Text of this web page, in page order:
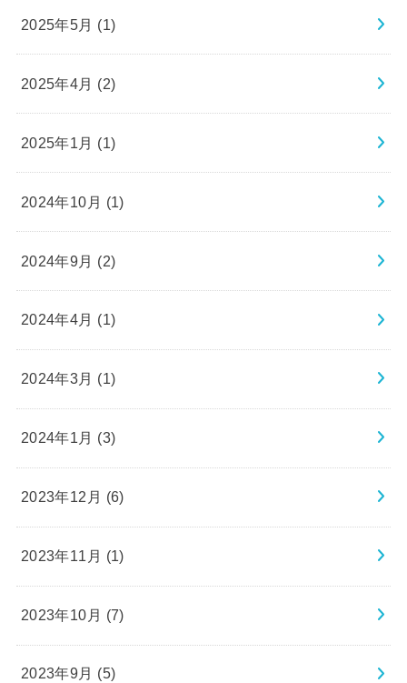
2025年5月 (1)
2025年4月 (2)
2025年1月 (1)
2024年10月 (1)
2024年9月 (2)
2024年4月 (1)
2024年3月 (1)
2024年1月 (3)
2023年12月 (6)
2023年11月 (1)
2023年10月 (7)
2023年9月 (5)